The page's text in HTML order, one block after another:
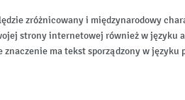
zróżnicowany i międzynarodowy
strony internetowej również w
znaczenie ma tekst sporządzony w języku